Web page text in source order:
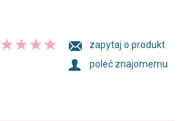
zapytaj o produkt
poleć znajomemu